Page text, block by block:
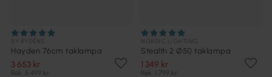
Hayden 76cm taklampa
3 653 kr
Rek. 5 499 kr
Stealth 2 Ø50 taklampa
1 349 kr
Rek. 1 799 kr